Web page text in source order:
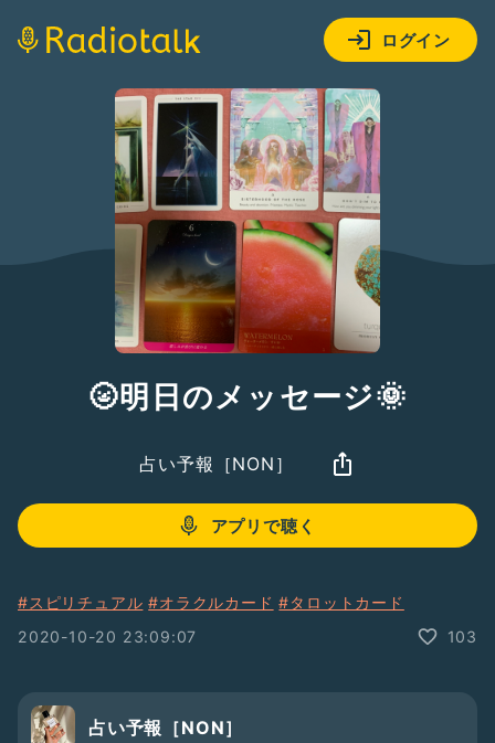
ログイン
🌝明日のメッセージ🌞
占い予報［NON］
アプリで聴く
#スピリチュアル #オラクルカード #タロットカード
2020-10-20 23:09:07
103
占い予報［NON］